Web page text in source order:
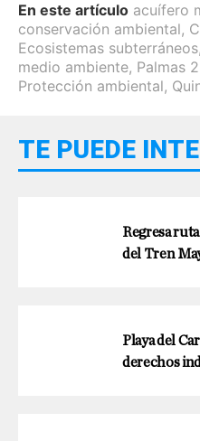
En este artículo acuífero
conservación ambiental,
Ecosistemas subterráneos,
medio ambiente, Palmas 2
Protección ambiental,
TE PUEDE
Regresa
del Tren
Playa del
derechos